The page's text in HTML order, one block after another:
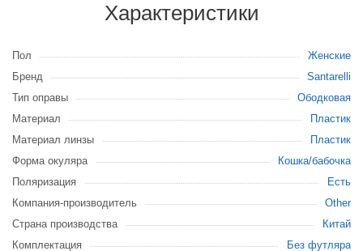
Характеристики
Пол
Женские
Бренд
Santarelli
Тип оправы
Ободковая
Материал
Пластик
Материал линзы
Пластик
Форма окуляра
Кошка/бабочка
Поляризация
Есть
Компания-производитель
Other
Страна производства
Китай
Комплектация
Без футляра